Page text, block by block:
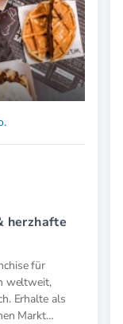
herzhafte
für
weltweit,
Erhalte als
Markt